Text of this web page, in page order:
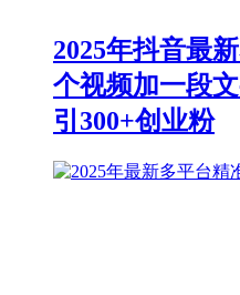
2025年抖音最
个视频加一段
引300+创业粉